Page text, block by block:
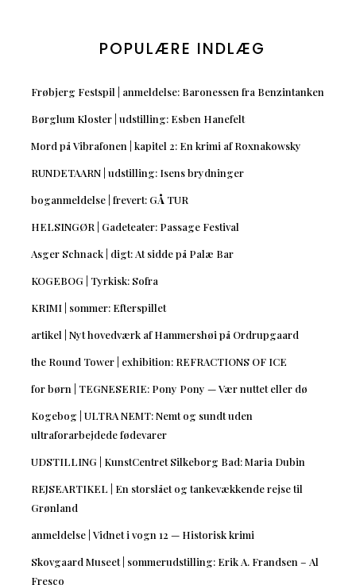
POPULÆRE INDLÆG
Frøbjerg Festspil | anmeldelse: Baronessen fra Benzintanken
Børglum Kloster | udstilling: Esben Hanefelt
Mord på Vibrafonen | kapitel 2: En krimi af Roxnakowsky
RUNDETAARN | udstilling: Isens brydninger
boganmeldelse | frevert: GÅ TUR
HELSINGØR | Gadeteater: Passage Festival
Asger Schnack | digt: At sidde på Palæ Bar
KOGEBOG | Tyrkisk: Sofra
KRIMI | sommer: Efterspillet
artikel | Nyt hovedværk af Hammershøi på Ordrupgaard
the Round Tower | exhibition: REFRACTIONS OF ICE
for børn | TEGNESERIE: Pony Pony — Vær nuttet eller dø
Kogebog | ULTRA NEMT: Nemt og sundt uden
ultraforarbejdede fødevarer
UDSTILLING | KunstCentret Silkeborg Bad: Maria Dubin
REJSEARTIKEL | En storslået og tankevækkende rejse til
Grønland
anmeldelse | Vidnet i vogn 12 — Historisk krimi
Skovgaard Museet | sommerudstilling: Erik A. Frandsen – Al
Fresco